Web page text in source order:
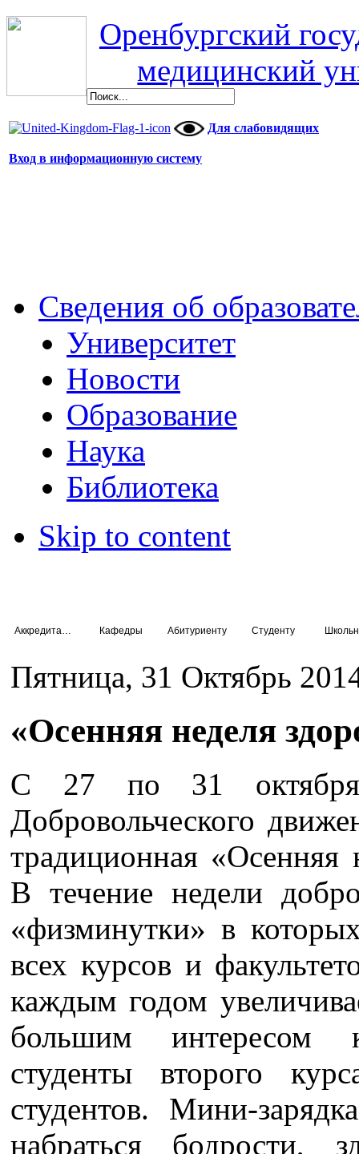
Оренбургский
медицинский
Для слабовидящих
Вход в информационную систему
Сведения об
Университет
Новости
Образование
Наука
Библиотека
Skip to content
Кафедры Абитуриенту Студенту
Пятница, 31 Октябрь
«Осенняя неделя
С 27 по 31 октября
Добровольческого
традиционная
В течение недели
«физминутки» в
всех курсов и
каждым годом
большим интересом
студенты второго
студентов. Мини-
набраться бодрости,